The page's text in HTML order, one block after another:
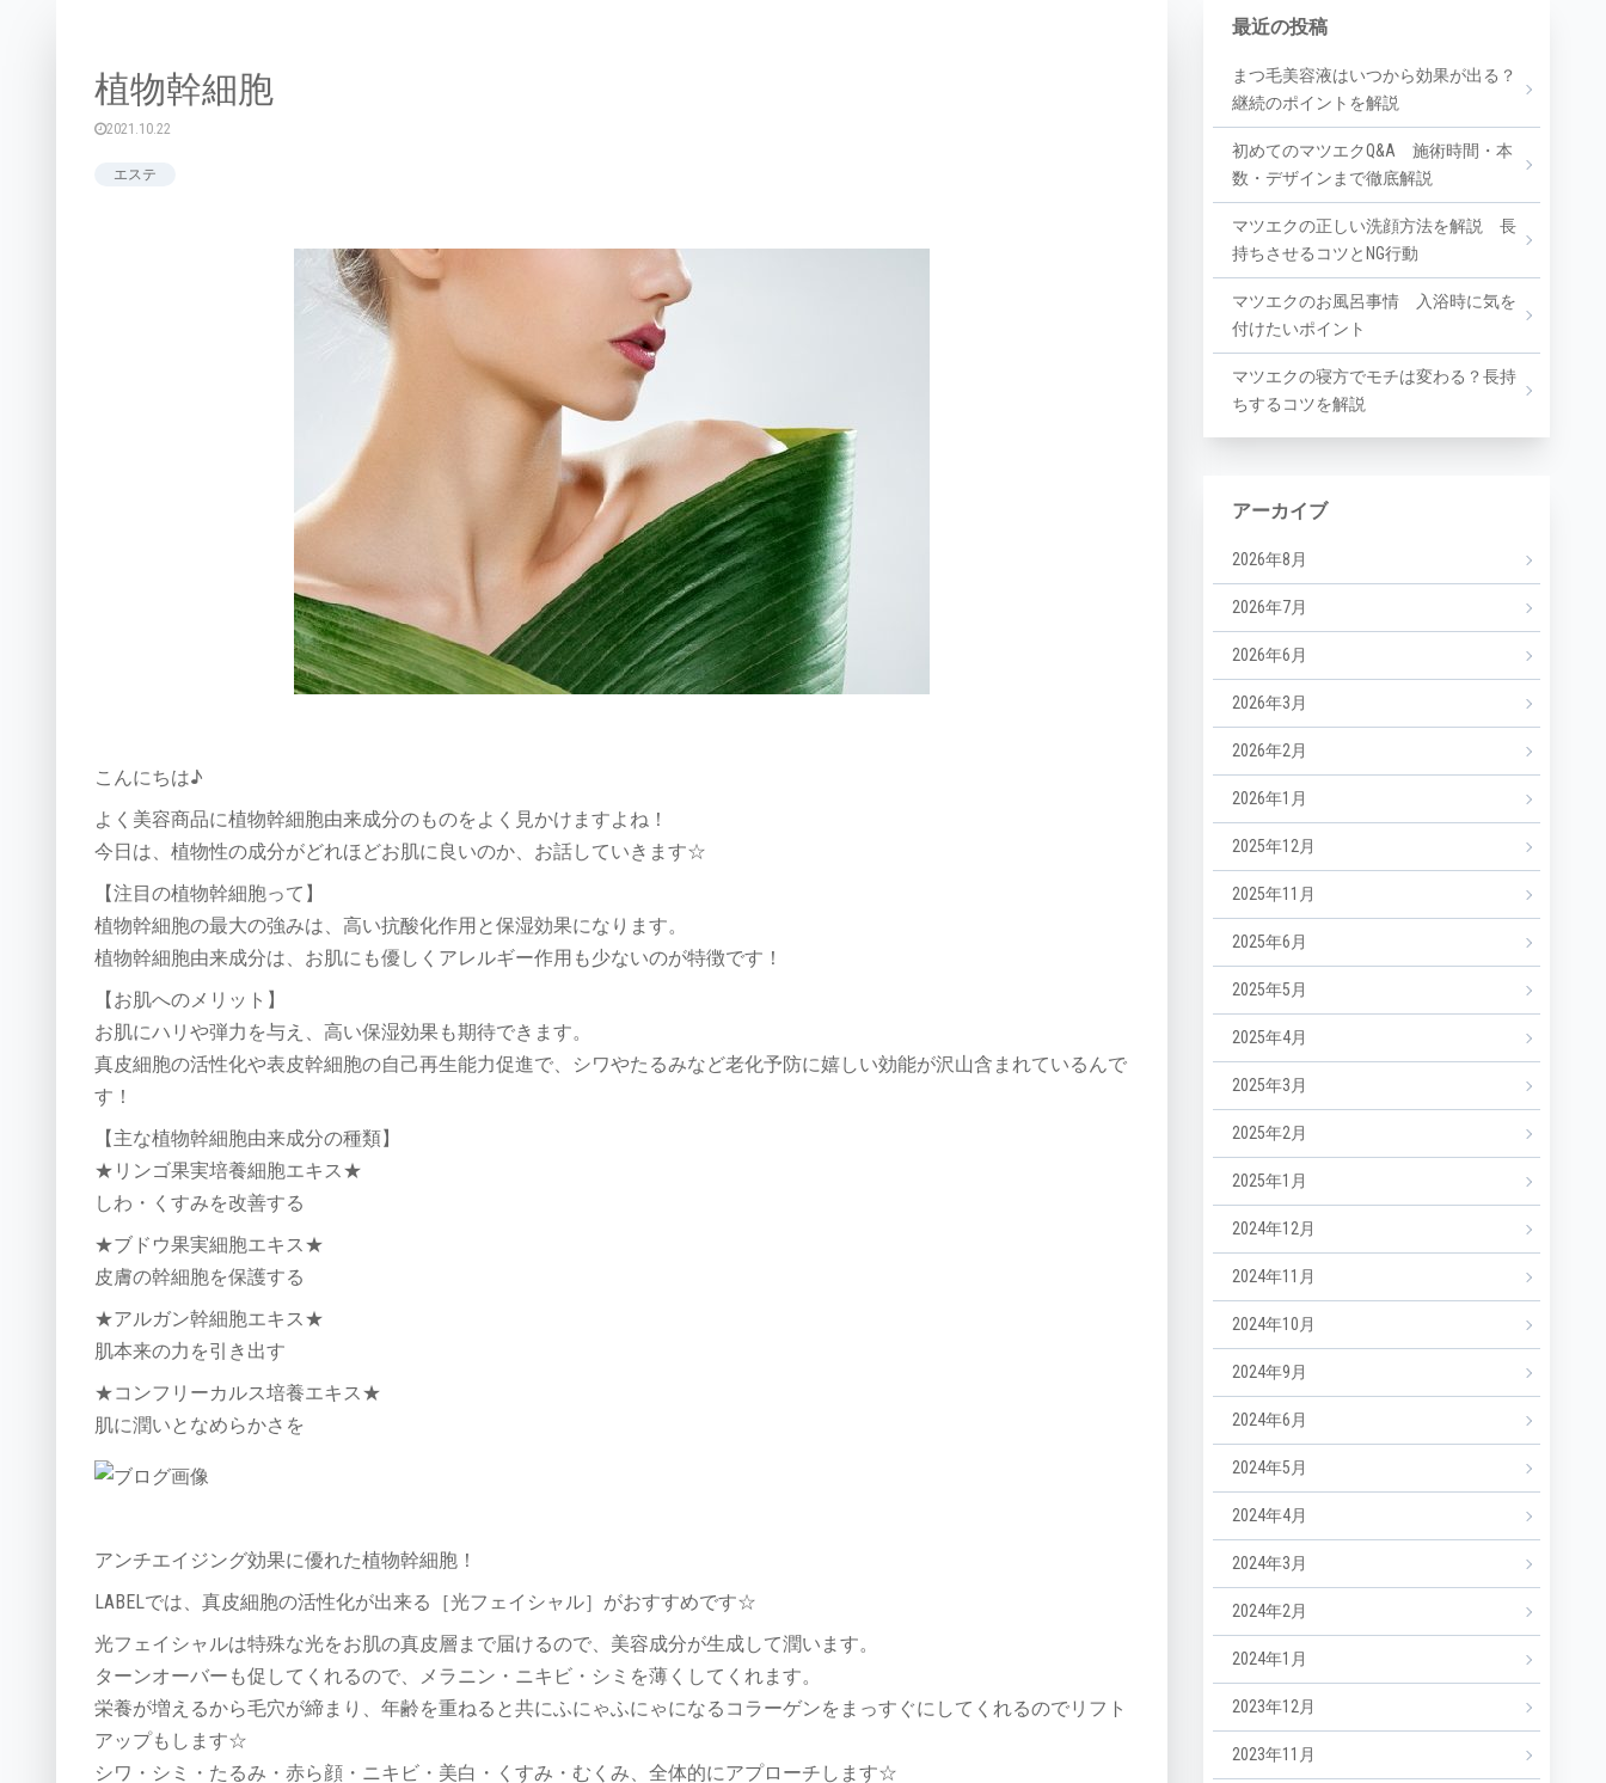
植物幹細胞
2021.10.22
エステ
こんにちは♪
よく美容商品に植物幹細胞由来成分のものをよく見かけますよね！
今日は、植物性の成分がどれほどお肌に良いのか、お話していきます☆
【注目の植物幹細胞って】
植物幹細胞の最大の強みは、高い抗酸化作用と保湿効果になります。
植物幹細胞由来成分は、お肌にも優しくアレルギー作用も少ないのが特徴です！
【お肌へのメリット】
お肌にハリや弾力を与え、高い保湿効果も期待できます。
真皮細胞の活性化や表皮幹細胞の自己再生能力促進で、シワやたるみなど老化予防に嬉しい効能が沢山含まれているんで
す！
【主な植物幹細胞由来成分の種類】
★リンゴ果実培養細胞エキス★
しわ・くすみを改善する
★ブドウ果実細胞エキス★
皮膚の幹細胞を保護する
★アルガン幹細胞エキス★
肌本来の力を引き出す
★コンフリーカルス培養エキス★
肌に潤いとなめらかさを
アンチエイジング効果に優れた植物幹細胞！
LABELでは、真皮細胞の活性化が出来る［光フェイシャル］がおすすめです☆
光フェイシャルは特殊な光をお肌の真皮層まで届けるので、美容成分が生成して潤います。
ターンオーバーも促してくれるので、メラニン・ニキビ・シミを薄くしてくれます。
栄養が増えるから毛穴が締まり、年齢を重ねると共にふにゃふにゃになるコラーゲンをまっすぐにしてくれるのでリフト
アップもします☆
シワ・シミ・たるみ・赤ら顔・ニキビ・美白・くすみ・むくみ、全体的にアプローチします☆
最近の投稿
まつ毛美容液はいつから効果が出る？
継続のポイントを解説
初めてのマツエクQ&A 施術時間・本
数・デザインまで徹底解説
マツエクの正しい洗顔方法を解説 長
持ちさせるコツとNG行動
マツエクのお風呂事情 入浴時に気を
付けたいポイント
マツエクの寝方でモチは変わる？長持
ちするコツを解説
アーカイブ
2026年8月
2026年7月
2026年6月
2026年3月
2026年2月
2026年1月
2025年12月
2025年11月
2025年6月
2025年5月
2025年4月
2025年3月
2025年2月
2025年1月
2024年12月
2024年11月
2024年10月
2024年9月
2024年6月
2024年5月
2024年4月
2024年3月
2024年2月
2024年1月
2023年12月
2023年11月